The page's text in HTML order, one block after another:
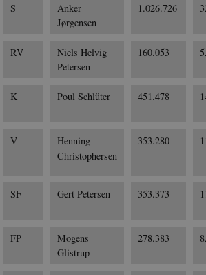
S
Anker
Jørgensen
1.026.726
RV
Niels Helvig
Petersen
160.053
K Poul Schlüter 451.478
V
Henning
Christophersen
353.280
SF Gert Petersen 353.373
FP
Mogens
Glistrup
278.383